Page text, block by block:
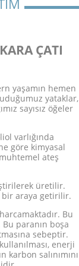
ÇATI
yaşamın hemen
yataklar,
sayısız öğeler
varlığında
göre kimyasal
ateş
üretilir.
bir araya getirilir.
Bu
paranın boşa
sebeptir.
enerji
salınımını